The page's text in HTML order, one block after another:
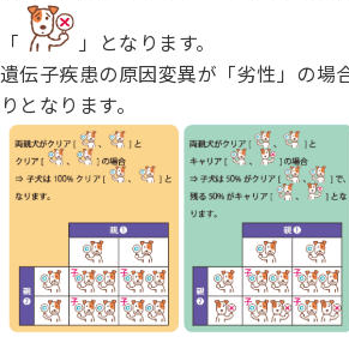
「
」となります。
遺伝子疾患の原因変異が「劣性」の場
りとなります。